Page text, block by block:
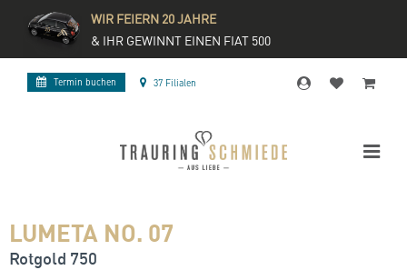
WIR FEIERN 20 JAHRE
& IHR GEWINNT EINEN FIAT 500
Termin buchen 37 Filialen
LUMETA NO. 07
Rotgold 750